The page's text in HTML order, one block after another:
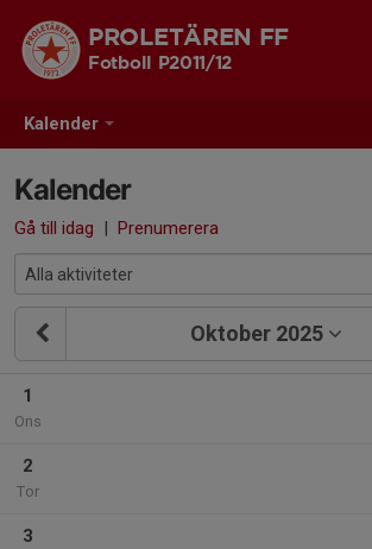
Kalender
PROLETÄREN FF
Fotboll P2011/12
Kalender
Gå till idag | Prenumerera
Oktober 2025
1
Ons
2
Tor
3